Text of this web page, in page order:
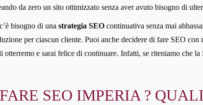
da zero un sito ottimizzato senza aver avuto bisogno di
bisogno di una strategia SEO continuativa senza mai
per ciascun cliente. Puoi anche decidere di fare SEO
e sarai felice di continuare. Infatti, se riteniamo che
SEO IMPERIA ?